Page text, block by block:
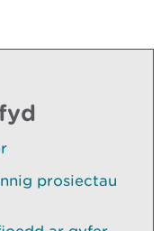
prosiectau